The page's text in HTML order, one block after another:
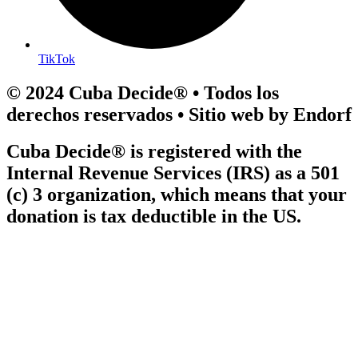
TikTok
© 2024 Cuba Decide® • Todos los
derechos reservados • Sitio web by Endorf
Cuba Decide® is registered with the
Internal Revenue Services (IRS) as a 501
(c) 3 organization, which means that your
donation is tax deductible in the US.